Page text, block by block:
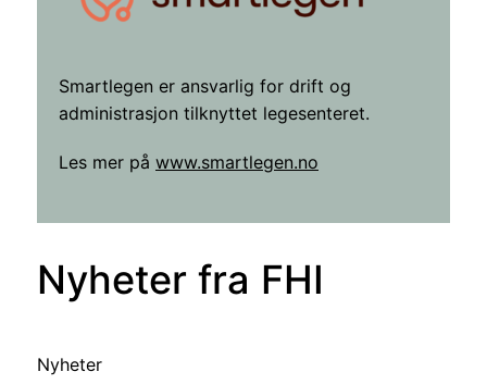
Smartlegen er ansvarlig for drift og
administrasjon tilknyttet legesenteret.
Les mer på www.smartlegen.no
Nyheter fra FHI
Nyheter